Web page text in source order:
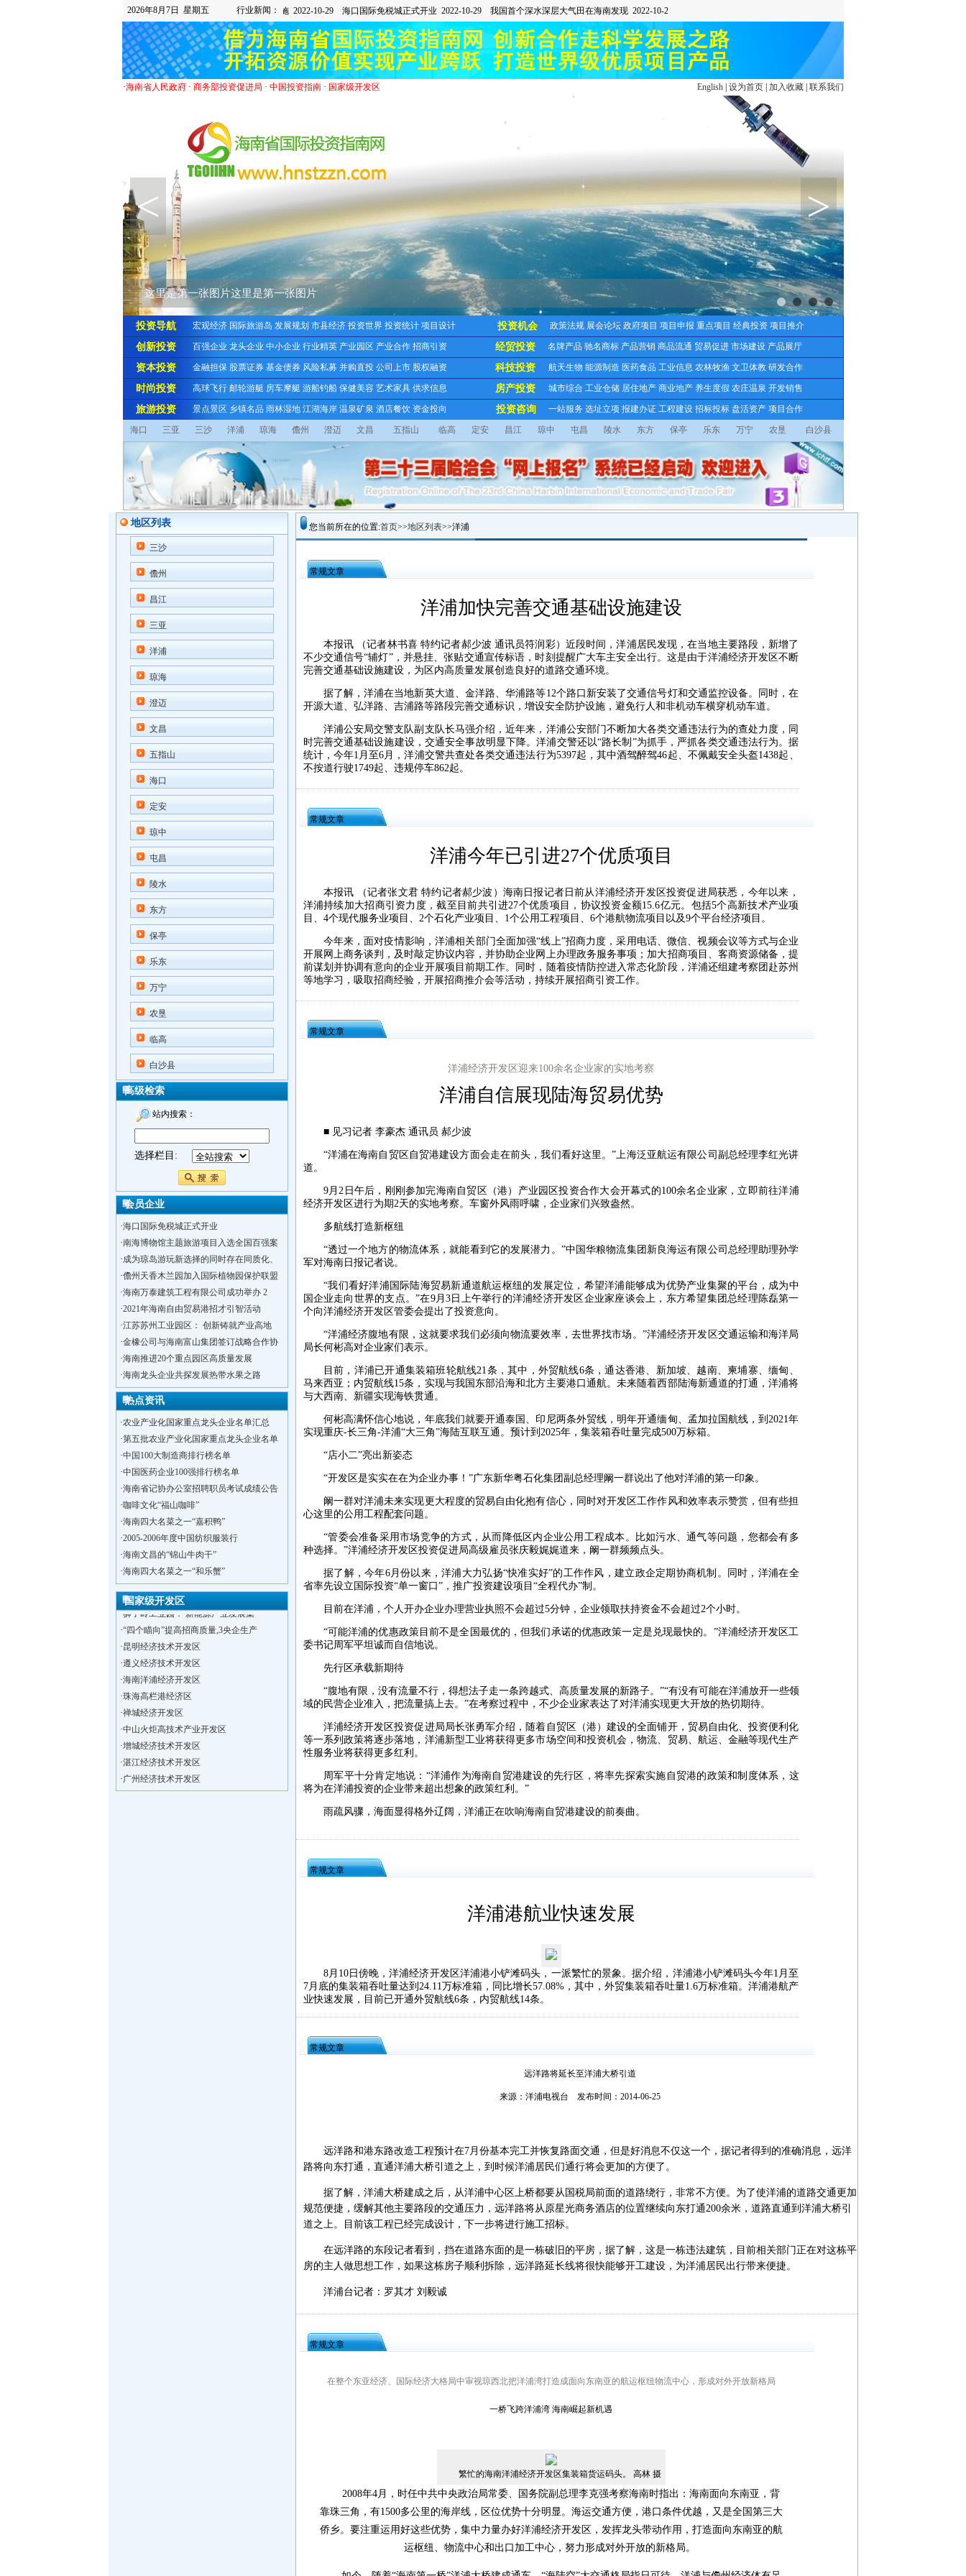
2026年8月7日 星期五 行业新闻：
·海南省人民政府· 商务部投资促进局 · 中国投资指南· 国家级开发区 English| 设为首页| 加入收藏| 联系我们
这里是第一张图片这里是第一张图片
< >
投资导航 宏观经济 国际旅游岛 发展规划 市县经济 投资世界 投资统计 项目设计 投资机会 政策法规 展会论坛 政府项目 项目申报 重点项目 经典投资 项目推介
创新投资 百强企业 龙头企业 中小企业 行业精英 产业园区 产业合作 招商引资 经贸投资 名牌产品 驰名商标 产品营销 商品流通 贸易促进 市场建设 产品展厅
资本投资 金融担保 股票证券 基金债券 风险私募 并购直投 公司上市 股权融资 科技投资 航天生物 能源制造 医药食品 工业信息 农林牧渔 文卫体教 研发合作
时尚投资 高球飞行 邮轮游艇 房车摩艇 游船钓船 保健美容 艺术家具 供求信息 房产投资 城市综合 工业仓储 居住地产 商业地产 养生度假 农庄温泉 开发销售
旅游投资 景点景区 乡镇名品 雨林湿地 江湖海岸 温泉矿泉 酒店餐饮 资金投向 投资咨询 一站服务 选址立项 报建办证 工程建设 招标投标 盘活资产 项目合作
海口 三亚 三沙 洋浦 琼海 儋州 澄迈 文昌 五指山 临高 定安 昌江 琼中 屯昌 陵水 东方 保亭 乐东 万宁 农垦 白沙县
地区列表
三沙
儋州
昌江
三亚
洋浦
琼海
澄迈
文昌
五指山
海口
定安
琼中
屯昌
陵水
东方
保亭
乐东
万宁
农垦
临高
白沙县
高级检索
站内搜索：
选择栏目:
会员企业
·海口国际免税城正式开业
·南海博物馆主题旅游项目入选全国百强案
·成为琼岛游玩新选择的同时存在同质化、
·儋州天香木兰园加入国际植物园保护联盟
·海南万泰建筑工程有限公司成功举办 2
·2021年海南自由贸易港招才引智活动
·江苏苏州工业园区： 创新铸就产业高地
·金橡公司与海南富山集团签订战略合作协
·海南推进20个重点园区高质量发展
·海南龙头企业共探发展热带水果之路
热点资讯
·农业产业化国家重点龙头企业名单汇总
·第五批农业产业化国家重点龙头企业名单
·中国100大制造商排行榜名单
·中国医药企业100强排行榜名单
·海南省记协办公室招聘职员考试成绩公告
·咖啡文化“福山咖啡”
·海南四大名菜之一“嘉积鸭”
·2005-2006年度中国纺织服装行
·海南文昌的“锦山牛肉干”
·海南四大名菜之一“和乐蟹”
国家级开发区
·洋浦不断延伸产业链，推进一批石化产业
·海口今年将投入44.4亿元推进江东新
·新加坡海口国家高新区国际创新创业中心
·狮子岭工业园： 新能源产业发展集
“四个瞄向”提高招商质量,3央企生产
昆明经济技术开发区
遵义经济技术开发区
海南洋浦经济开发区
珠海高栏港经济区
禅城经济开发区
中山火炬高技术产业开发区
增城经济技术开发区
湛江经济技术开发区
广州经济技术开发区
广州南沙经济技术开发区
您当前所在的位置:首页>>地区列表>>洋浦
常规文章
洋浦加快完善交通基础设施建设
本报讯 （记者林书喜 特约记者郝少波 通讯员符润彩）近段时间，洋浦居民发现，在当地主要路段，新增了
不少交通信号“辅灯”，并悬挂、张贴交通宣传标语，时刻提醒广大车主安全出行。这是由于洋浦经济开发区不断
完善交通基础设施建设，为区内高质量发展创造良好的道路交通环境。
据了解，洋浦在当地新英大道、金洋路、华浦路等12个路口新安装了交通信号灯和交通监控设备。同时，在
开源大道、弘洋路、吉浦路等路段完善交通标识，增设安全防护设施，避免行人和非机动车横穿机动车道。
洋浦公安局交警支队副支队长马强介绍，近年来，洋浦公安部门不断加大各类交通违法行为的查处力度，同
时完善交通基础设施建设，交通安全事故明显下降。洋浦交警还以“路长制”为抓手，严抓各类交通违法行为。据
统计，今年1月至6月，洋浦交警共查处各类交通违法行为5397起，其中酒驾醉驾46起、不佩戴安全头盔1438起、
不按道行驶1749起、违规停车862起。
常规文章
洋浦今年已引进27个优质项目
本报讯 （记者张文君 特约记者郝少波）海南日报记者日前从洋浦经济开发区投资促进局获悉，今年以来，
洋浦持续加大招商引资力度，截至目前共引进27个优质项目，协议投资金额15.6亿元。包括5个高新技术产业项
目、4个现代服务业项目、2个石化产业项目、1个公用工程项目、6个港航物流项目以及9个平台经济项目。
今年来，面对疫情影响，洋浦相关部门全面加强“线上”招商力度，采用电话、微信、视频会议等方式与企业
开展网上商务谈判，及时敲定协议内容，并协助企业网上办理政务服务事项；加大招商项目、客商资源储备，提
前谋划并协调有意向的企业开展项目前期工作。同时，随着疫情防控进入常态化阶段，洋浦还组建考察团赴苏州
等地学习，吸取招商经验，开展招商推介会等活动，持续开展招商引资工作。
常规文章
洋浦经济开发区迎来100余名企业家的实地考察
洋浦自信展现陆海贸易优势
■ 见习记者 李豪杰 通讯员 郝少波
“洋浦在海南自贸区自贸港建设方面会走在前头，我们看好这里。”上海泛亚航运有限公司副总经理李红光讲
道。
9月2日午后，刚刚参加完海南自贸区（港）产业园区投资合作大会开幕式的100余名企业家，立即前往洋浦
经济开发区进行为期2天的实地考察。车窗外风雨呼啸，企业家们兴致盎然。
多航线打造新枢纽
“透过一个地方的物流体系，就能看到它的发展潜力。”中国华粮物流集团新良海运有限公司总经理助理孙学
军对海南日报记者说。
“我们看好洋浦国际陆海贸易新通道航运枢纽的发展定位，希望洋浦能够成为优势产业集聚的平台，成为中
国企业走向世界的支点。”在9月3日上午举行的洋浦经济开发区企业家座谈会上，东方希望集团总经理陈磊第一
个向洋浦经济开发区管委会提出了投资意向。
“洋浦经济腹地有限，这就要求我们必须向物流要效率，去世界找市场。”洋浦经济开发区交通运输和海洋局
局长何彬高对企业家们表示。
目前，洋浦已开通集装箱班轮航线21条，其中，外贸航线6条，通达香港、新加坡、越南、柬埔寨、缅甸、
马来西亚；内贸航线15条，实现与我国东部沿海和北方主要港口通航。未来随着西部陆海新通道的打通，洋浦将
与大西南、新疆实现海铁贯通。
何彬高满怀信心地说，年底我们就要开通泰国、印尼两条外贸线，明年开通缅甸、孟加拉国航线，到2021年
实现重庆-长三角-洋浦“大三角”海陆互联互通。预计到2025年，集装箱吞吐量完成500万标箱。
“店小二”亮出新姿态
“开发区是实实在在为企业办事！”广东新华粤石化集团副总经理阚一群说出了他对洋浦的第一印象。
阚一群对洋浦未来实现更大程度的贸易自由化抱有信心，同时对开发区工作作风和效率表示赞赏，但有些担
心这里的公用工程配套问题。
“管委会准备采用市场竞争的方式，从而降低区内企业公用工程成本。比如污水、通气等问题，您都会有多
种选择。”洋浦经济开发区投资促进局高级雇员张庆毅娓娓道来，阚一群频频点头。
据了解，今年6月份以来，洋浦大力弘扬“快准实好”的工作作风，建立政企定期协商机制。同时，洋浦在全
省率先设立国际投资“单一窗口”，推广投资建设项目“全程代办”制。
目前在洋浦，个人开办企业办理营业执照不会超过5分钟，企业领取扶持资金不会超过2个小时。
“可能洋浦的优惠政策目前不是全国最优的，但我们承诺的优惠政策一定是兑现最快的。”洋浦经济开发区工
委书记周军平坦诚而自信地说。
先行区承载新期待
“腹地有限，没有流量不行，得想法子走一条跨越式、高质量发展的新路子。”“有没有可能在洋浦放开一些领
域的民营企业准入，把流量搞上去。”在考察过程中，不少企业家表达了对洋浦实现更大开放的热切期待。
洋浦经济开发区投资促进局局长张勇军介绍，随着自贸区（港）建设的全面铺开，贸易自由化、投资便利化
等一系列政策将逐步落地，洋浦新型工业将获得更多市场空间和投资机会，物流、贸易、航运、金融等现代生产
性服务业将获得更多红利。
周军平十分肯定地说：“洋浦作为海南自贸港建设的先行区，将率先探索实施自贸港的政策和制度体系，这
将为在洋浦投资的企业带来超出想象的政策红利。”
雨疏风骤，海面显得格外辽阔，洋浦正在吹响海南自贸港建设的前奏曲。
常规文章
洋浦港航业快速发展
8月10日傍晚，洋浦经济开发区洋浦港小铲滩码头，一派繁忙的景象。据介绍，洋浦港小铲滩码头今年1月至
7月底的集装箱吞吐量达到24.11万标准箱，同比增长57.08%，其中，外贸集装箱吞吐量1.6万标准箱。洋浦港航产
业快速发展，目前已开通外贸航线6条，内贸航线14条。
常规文章
远洋路将延长至洋浦大桥引道
来源：洋浦电视台 发布时间：2014-06-25
远洋路和港东路改造工程预计在7月份基本完工并恢复路面交通，但是好消息不仅这一个，据记者得到的准确消息，远洋
路将向东打通，直通洋浦大桥引道之上，到时候洋浦居民们通行将会更加的方便了。
据了解，洋浦大桥建成之后，从洋浦中心区上桥都要从国税局前面的道路绕行，非常不方便。为了使洋浦的道路交通更加
规范便捷，缓解其他主要路段的交通压力，远洋路将从原星光商务酒店的位置继续向东打通200余米，道路直通到洋浦大桥引
道之上。目前该工程已经完成设计，下一步将进行施工招标。
在远洋路的东段记者看到，挡在道路东面的是一栋破旧的平房，据了解，这是一栋违法建筑，目前相关部门正在对这栋平
房的主人做思想工作，如果这栋房子顺利拆除，远洋路延长线将很快能够开工建设，为洋浦居民出行带来便捷。
洋浦台记者：罗其才 刘毅诚
常规文章
在整个东亚经济、国际经济大格局中审视琼西北把洋浦湾打造成面向东南亚的航运枢纽物流中心，形成对外开放新格局
一桥飞跨洋浦湾 海南崛起新机遇
繁忙的海南洋浦经济开发区集装箱货运码头。 高林 摄
2008年4月，时任中共中央政治局常委、国务院副总理李克强考察海南时指出：海南面向东南亚，背
靠珠三角，有1500多公里的海岸线，区位优势十分明显。海运交通方便，港口条件优越，又是全国第三大
侨乡。要注重运用好这些优势，集中力量办好洋浦经济开发区，发挥龙头带动作用，打造面向东南亚的航
运枢纽、物流中心和出口加工中心，努力形成对外开放的新格局。